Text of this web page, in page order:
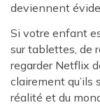
deviennent
Si votre enfant
sur tablettes, de
regarder Netflix
clairement qu’ils
réalité et du